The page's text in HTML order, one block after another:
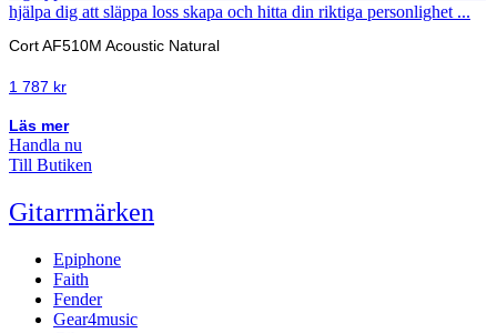
Cort AF510M Acoustic Natural
1 787 kr
Läs mer
Handla nu
Till Butiken
Gitarrmärken
Epiphone
Faith
Fender
Gear4music